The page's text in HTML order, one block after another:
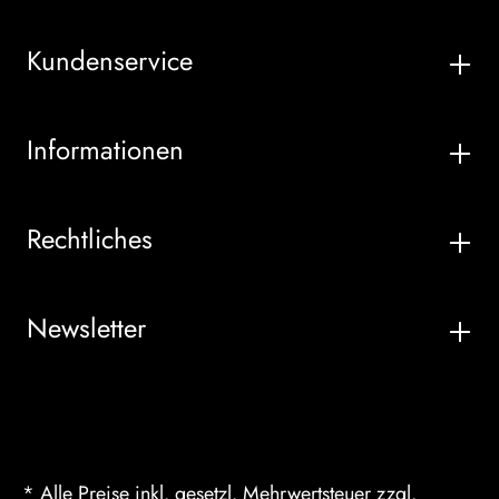
Kundenservice
Informationen
Rechtliches
Newsletter